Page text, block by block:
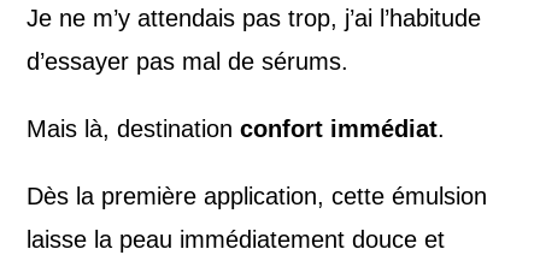
Je ne m’y attendais pas trop, j’ai l’habitude
d’essayer pas mal de sérums.
Mais là, destinationconfort immédiat.
Dès la première application, cette émulsion
laisse la peau immédiatement douce et